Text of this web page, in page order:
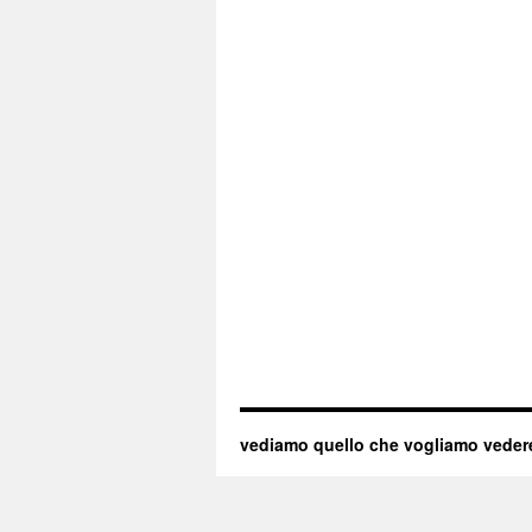
vediamo quello che vogliamo